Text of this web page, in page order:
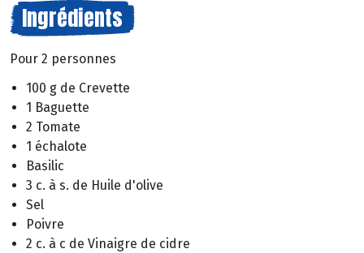
Ingrédients
Pour 2 personnes
100 g de Crevette
1 Baguette
2 Tomate
1 échalote
Basilic
3 c. à s. de Huile d'olive
Sel
Poivre
2 c. à c de Vinaigre de cidre